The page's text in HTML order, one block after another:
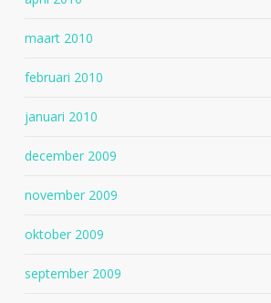
maart 2010
februari 2010
januari 2010
december 2009
november 2009
oktober 2009
september 2009